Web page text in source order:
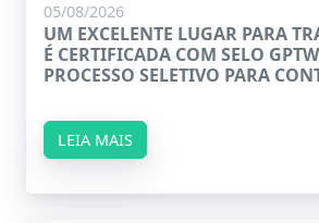
05/08/2026
UM EXCELENTE LUGAR PARA
É CERTIFICADA COM SELO
PROCESSO SELETIVO PARA
LEIA MAIS